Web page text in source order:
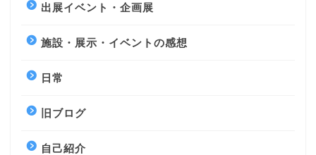
出展イベント・企画展
施設・展示・イベントの感想
日常
旧ブログ
自己紹介